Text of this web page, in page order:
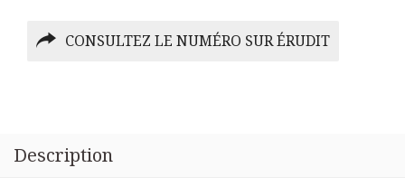
CONSULTEZ LE NUMÉRO SUR ÉRUDIT
Description